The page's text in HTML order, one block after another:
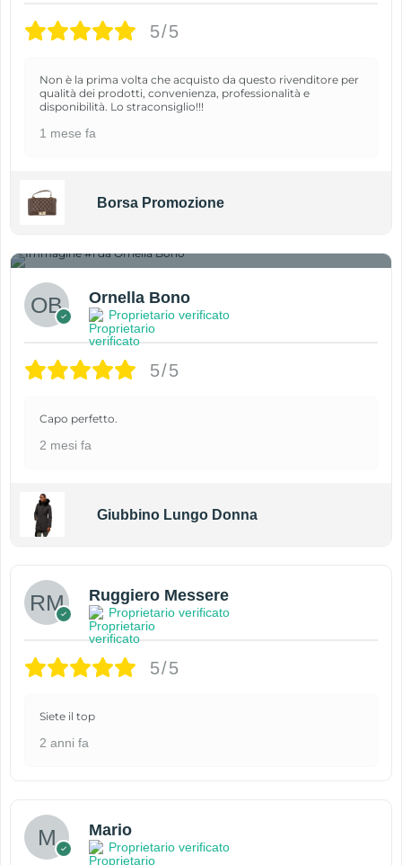
5/5
Non è la prima volta che acquisto da questo rivenditore per
qualità dei prodotti, convenienza, professionalità e
disponibilità. Lo straconsiglio!!!
1 mese fa
Borsa Promozione
Ornella Bono
Proprietario verificato
5/5
Capo perfetto.
2 mesi fa
Giubbino Lungo Donna
Ruggiero Messere
Proprietario verificato
5/5
Siete il top
2 anni fa
Mario
Proprietario verificato